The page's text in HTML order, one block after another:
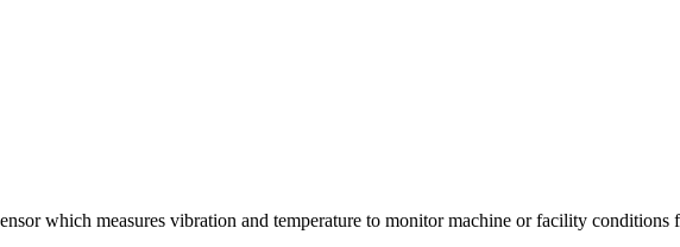
which measures vibration and temperature to monitor machine or facility